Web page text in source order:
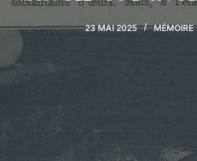
23 MAI 2025 MÉMOIRE